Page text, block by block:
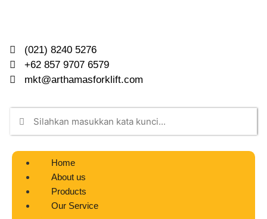
(021) 8240 5276
+62 857 9707 6579
mkt@arthamasforklift.com
Home
About us
Products
Our Service